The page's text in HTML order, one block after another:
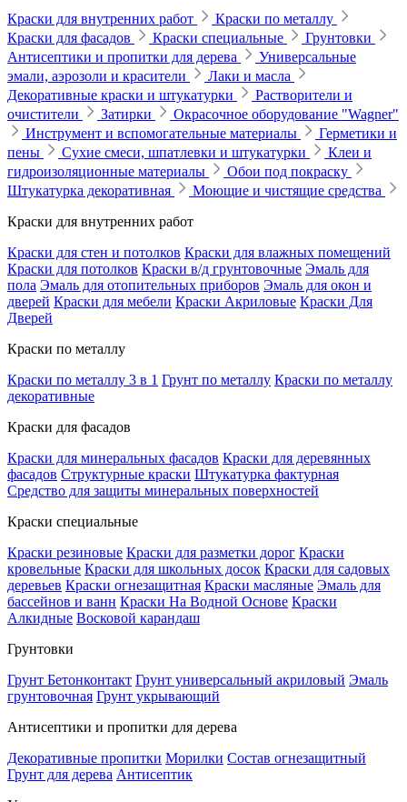
Краски для внутренних работ
Краски по металлу
Краски для фасадов
Краски специальные
Грунтовки
Антисептики и пропитки для дерева
Универсальные
эмали, аэрозоли и красители
Лаки и масла
Декоративные краски и штукатурки
Растворители и
очистители
Затирки
Окрасочное оборудование "Wagner"
Инструмент и вспомогательные материалы
Герметики и
пены
Сухие смеси, шпатлевки и штукатурки
Клеи и
гидроизоляционные материалы
Обои под покраску
Штукатурка декоративная
Моющие и чистящие средства
Краски для внутренних работ
Краски для стен и потолков Краски для влажных помещений
Краски для потолков Краски в/д грунтовочные Эмаль для
пола Эмаль для отопительных приборов Эмаль для окон и
дверей Краски для мебели Краски Акриловые Краски Для
Дверей
Краски по металлу
Краски по металлу 3 в 1 Грунт по металлу Краски по металлу
декоративные
Краски для фасадов
Краски для минеральных фасадов Краски для деревянных
фасадов Структурные краски Штукатурка фактурная
Средство для защиты минеральных поверхностей
Краски специальные
Краски резиновые Краски для разметки дорог Краски
кровельные Краски для школьных досок Краски для садовых
деревьев Краски огнезащитная Краски масляные Эмаль для
бассейнов и ванн Краски На Водной Основе Краски
Алкидные Восковой карандаш
Грунтовки
Грунт Бетонконтакт Грунт универсальный акриловый Эмаль
грунтовочная Грунт укрывающий
Антисептики и пропитки для дерева
Декоративные пропитки Морилки Состав огнезащитный
Грунт для дерева Антисептик